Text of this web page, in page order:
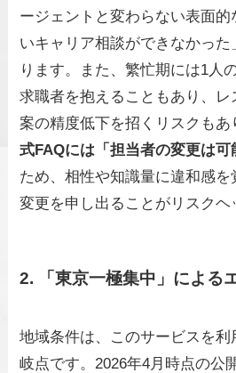
ージェントと変わらない表面
いキャリア相談ができなかっ
ります。また、繁忙期には1人
求職者を抱えることもあり、
案の精度低下を招くリスクも
式FAQには「担当者の変更は
ため、相性や知識量に違和感を
変更を申し出ることがリスクヘ
2. 「東京一極集中」による
地域条件は、このサービスを
岐点です。2026年4月時点の公